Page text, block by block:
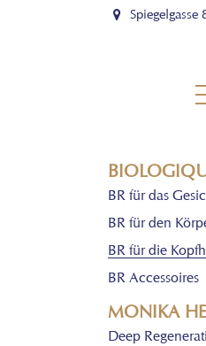
Spiegelgasse
BR für das
BR für den
BR für die
BR Accessoires
MONIKA
Deep